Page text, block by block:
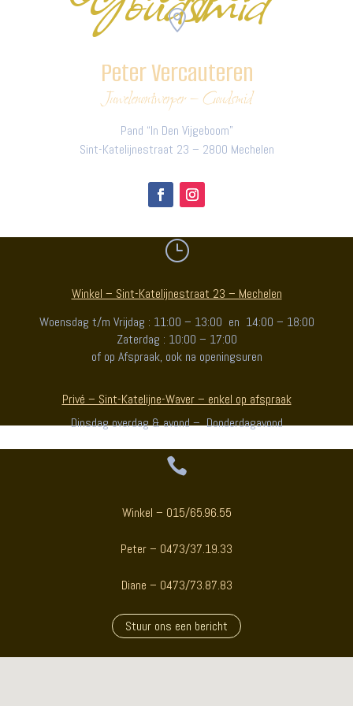

Peter Vercauteren
Juwelenontwerper – Goudsmid
Pand “In Den Vijgeboom”
Sint-Katelijnestraat 23 – 2800 Mechelen
}
Winkel – Sint-Katelijnestraat 23 – Mechelen
Woensdag t/m Vrijdag : 11:00 – 13:00 en 14:00 – 18:00
Zaterdag : 10:00 – 17:00
of op Afspraak, ook na openingsuren
Privé – Sint-Katelijne-Waver – enkel op afspraak
Dinsdag overdag & avond – Donderdagavond

Winkel – 015/65.96.55
Peter – 0473/37.19.33
Diane – 0473/73.87.83
Stuur ons een bericht